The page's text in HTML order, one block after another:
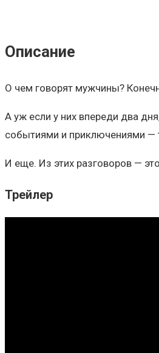
Описание
О чем говорят мужчины?
А уж если у них впереди два
событиями и приключениями —
И еще. Из этих разговоров —
Трейлер